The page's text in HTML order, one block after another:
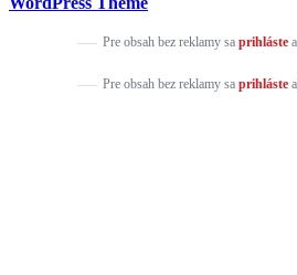
Pre obsah bez reklamy sa prihláste